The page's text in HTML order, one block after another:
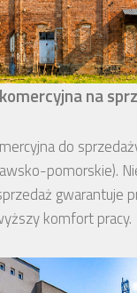
na
do
pomorskie).
gwarantuje
komfort pracy.